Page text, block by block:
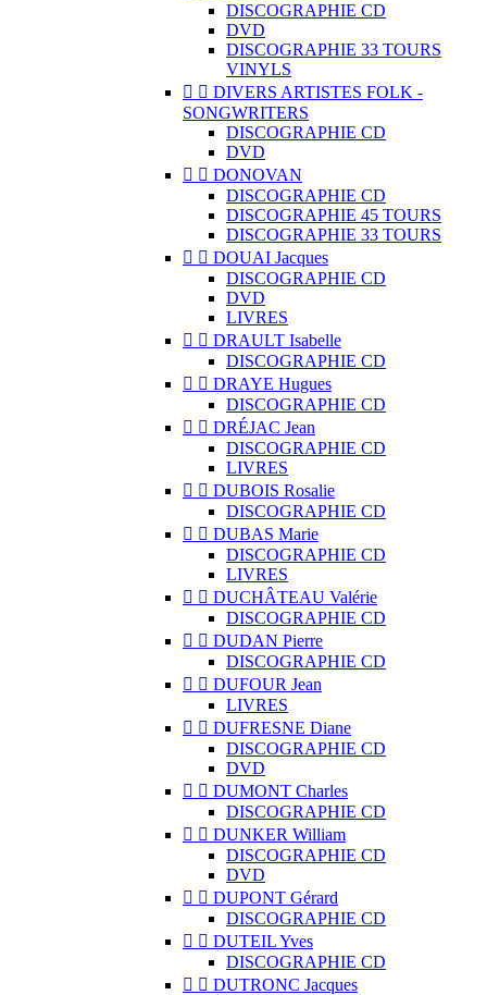
DISCOGRAPHIE CD
DVD
DISCOGRAPHIE 33 TOURS
VINYLS
  DIVERS ARTISTES FOLK -
SONGWRITERS
DISCOGRAPHIE CD
DVD
  DONOVAN
DISCOGRAPHIE CD
DISCOGRAPHIE 45 TOURS
DISCOGRAPHIE 33 TOURS
  DOUAI Jacques
DISCOGRAPHIE CD
DVD
LIVRES
  DRAULT Isabelle
DISCOGRAPHIE CD
  DRAYE Hugues
DISCOGRAPHIE CD
  DRÉJAC Jean
DISCOGRAPHIE CD
LIVRES
  DUBOIS Rosalie
DISCOGRAPHIE CD
  DUBAS Marie
DISCOGRAPHIE CD
LIVRES
  DUCHÂTEAU Valérie
DISCOGRAPHIE CD
  DUDAN Pierre
DISCOGRAPHIE CD
  DUFOUR Jean
LIVRES
  DUFRESNE Diane
DISCOGRAPHIE CD
DVD
  DUMONT Charles
DISCOGRAPHIE CD
  DUNKER William
DISCOGRAPHIE CD
DVD
  DUPONT Gérard
DISCOGRAPHIE CD
  DUTEIL Yves
DISCOGRAPHIE CD
  DUTRONC Jacques